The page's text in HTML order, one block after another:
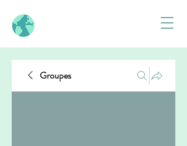
Groupes